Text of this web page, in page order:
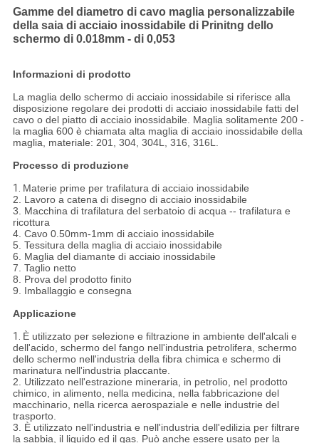
Gamme del diametro di cavo maglia personalizzabile
della saia di acciaio inossidabile di Prinitng dello
schermo di 0.018mm - di 0,053
Informazioni di prodotto
La maglia dello schermo di acciaio inossidabile si riferisce alla
disposizione regolare dei prodotti di acciaio inossidabile fatti del
cavo o del piatto di acciaio inossidabile. Maglia solitamente 200 -
la maglia 600 è chiamata alta maglia di acciaio inossidabile della
maglia, materiale: 201, 304, 304L, 316, 316L.
Processo di produzione
1. Materie prime per trafilatura di acciaio inossidabile
2. Lavoro a catena di disegno di acciaio inossidabile
3. Macchina di trafilatura del serbatoio di acqua -- trafilatura e
ricottura
4. Cavo 0.50mm-1mm di acciaio inossidabile
5. Tessitura della maglia di acciaio inossidabile
6. Maglia del diamante di acciaio inossidabile
7. Taglio netto
8. Prova del prodotto finito
9. Imballaggio e consegna
Applicazione
1. È utilizzato per selezione e filtrazione in ambiente dell'alcali e
dell'acido, schermo del fango nell'industria petrolifera, schermo
dello schermo nell'industria della fibra chimica e schermo di
marinatura nell'industria placcante.
2. Utilizzato nell'estrazione mineraria, in petrolio, nel prodotto
chimico, in alimento, nella medicina, nella fabbricazione del
macchinario, nella ricerca aerospaziale e nelle industrie del
trasporto.
3. È utilizzato nell'industria e nell'industria dell'edilizia per filtrare
la sabbia, il liquido ed il gas. Può anche essere usato per la